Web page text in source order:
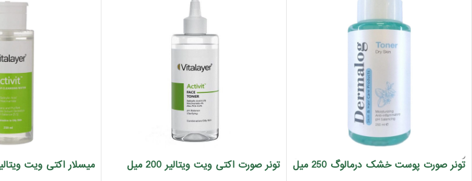
تونر صورت پوست خشک درمالوگ 250 میل تونر صورت اکتی ویت ویتالیر 200 میل